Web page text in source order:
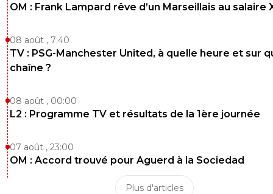
OM : Frank Lampard rêve d’un Marseillais au salaire
08 août , 7:40
TV : PSG-Manchester United, à quelle heure et sur
chaîne ?
08 août , 00:00
L2 : Programme TV et résultats de la 1ère journée
07 août , 23:00
OM : Accord trouvé pour Aguerd à la Sociedad
Plus d'articles